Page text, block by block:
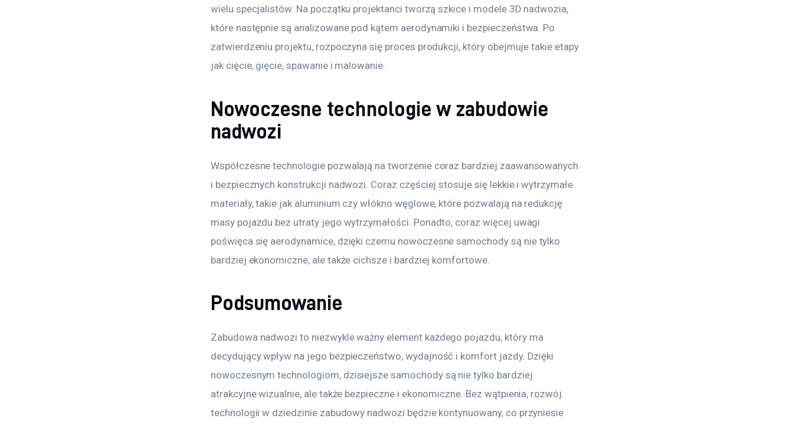
wielu specjalistów. Na początku projektanci tworzą szkice i modele 3D nadwozia,
które następnie są analizowane pod kątem aerodynamiki i bezpieczeństwa. Po
zatwierdzeniu projektu, rozpoczyna się proces produkcji, który obejmuje takie etapy
jak cięcie, gięcie, spawanie i malowanie.
Nowoczesne technologie w zabudowie
nadwozi
Współczesne technologie pozwalają na tworzenie coraz bardziej zaawansowanych
i bezpiecznych konstrukcji nadwozi. Coraz częściej stosuje się lekkie i wytrzymałe
materiały, takie jak aluminium czy włókno węglowe, które pozwalają na redukcję
masy pojazdu bez utraty jego wytrzymałości. Ponadto, coraz więcej uwagi
poświęca się aerodynamice, dzięki czemu nowoczesne samochody są nie tylko
bardziej ekonomiczne, ale także cichsze i bardziej komfortowe.
Podsumowanie
Zabudowa nadwozi to niezwykle ważny element każdego pojazdu, który ma
decydujący wpływ na jego bezpieczeństwo, wydajność i komfort jazdy. Dzięki
nowoczesnym technologiom, dzisiejsze samochody są nie tylko bardziej
atrakcyjne wizualnie, ale także bezpieczne i ekonomiczne. Bez wątpienia, rozwój
technologii w dziedzinie zabudowy nadwozi będzie kontynuowany, co przyniesie